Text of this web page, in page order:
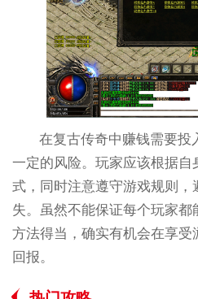
在复古传奇中赚钱需要投
一定的风险。玩家应该根据
式，同时注意遵守游戏规则，
失。虽然不能保证每个玩家
方法得当，确实有机会在享
回报。